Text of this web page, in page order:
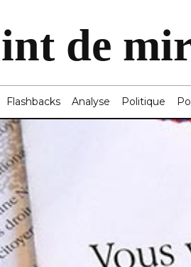
de
Flashbacks Analyse Politique